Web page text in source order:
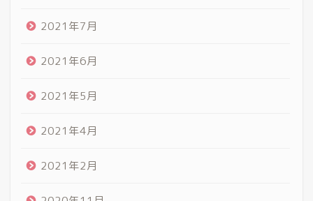
2021年7月
2021年6月
2021年5月
2021年4月
2021年2月